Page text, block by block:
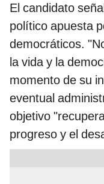
El candidato
político apuesta
democráticos.
la vida y la
momento de su
eventual
objetivo
progreso y el